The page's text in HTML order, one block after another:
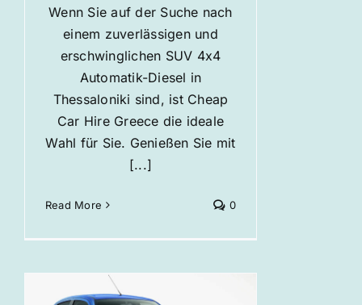
Wenn Sie auf der Suche nach
einem zuverlässigen und
erschwinglichen SUV 4x4
Automatik-Diesel in
Thessaloniki sind, ist Cheap
Car Hire Greece die ideale
Wahl für Sie. Genießen Sie mit
[...]
Read More 0